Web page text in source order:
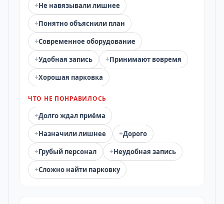
+Не навязывали лишнее
+Понятно объяснили план
+Современное оборудование
+Удобная запись +Принимают вовремя
+Хорошая парковка
ЧТО НЕ ПОНРАВИЛОСЬ
+Долго ждал приёма
+Назначили лишнее +Дорого
+Грубый персонал +Неудобная запись
+Сложно найти парковку